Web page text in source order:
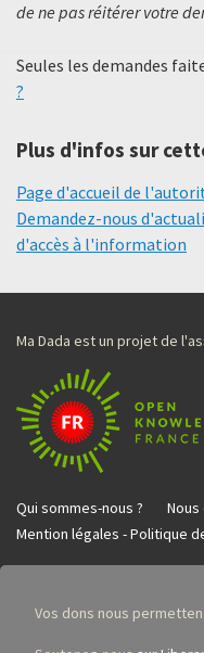
de ne pas réitérer votre
Seules les demandes
?
Plus d'infos sur
Page d'accueil de
Demandez-nous
d'accès à l'information
Ma Dada est un projet de
Qui sommes-nous ?
Mention légales - Politique
Vos dons nous